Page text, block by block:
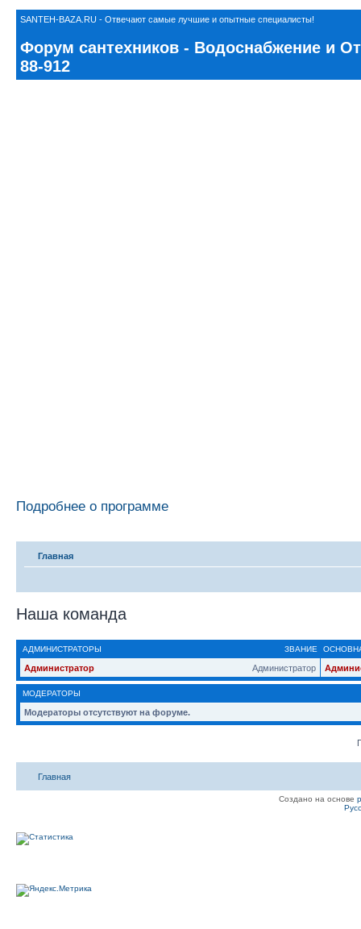
SANTEH-BAZA.RU - Отвечают самые лучшие и опытные специалисты!
Форум сантехников - Водоснабжение и
88-912
Подробнее о программе
Главная
Наша команда
ЗВАНИЕ
АДМИНИСТРАТОРЫ
Администратор
Администратор
МОДЕРАТОРЫ
Модераторы отсутствуют на форуме.
Главная
Создано на основе